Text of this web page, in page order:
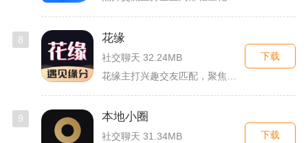
8 花缘
社交聊天 32.24MB
下载
9 本地小圈
社交聊天 31.34MB
下载